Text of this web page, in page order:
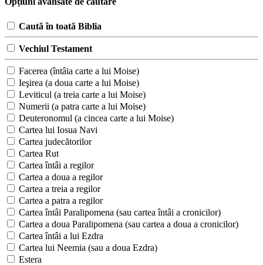
Caută în toată Biblia
Vechiul Testament
Facerea (întâia carte a lui Moise)
Ieşirea (a doua carte a lui Moise)
Leviticul (a treia carte a lui Moise)
Numerii (a patra carte a lui Moise)
Deuteronomul (a cincea carte a lui Moise)
Cartea lui Iosua Navi
Cartea judecătorilor
Cartea Rut
Cartea întâi a regilor
Cartea a doua a regilor
Cartea a treia a regilor
Cartea a patra a regilor
Cartea întâi Paralipomena (sau cartea întâi a cronicilor)
Cartea a doua Paralipomena (sau cartea a doua a cronicilor)
Cartea întâi a lui Ezdra
Cartea lui Neemia (sau a doua Ezdra)
Estera